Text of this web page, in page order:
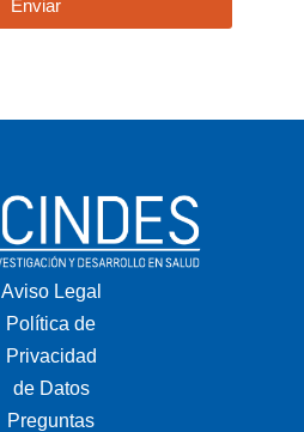
Enviar
Aviso Legal
Política de
Privacidad
de Datos
Preguntas